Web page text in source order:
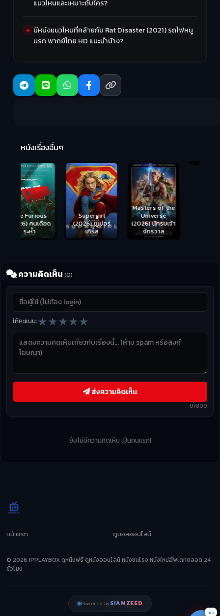
แนวไหนและเหมาะกับใคร?
มีหนังแนวไหนที่คล้ายกับ Rat Disaster (2021) รถไฟหนู
นรก พากย์ไทย HD แนะนำบ้าง?
หนังเรื่องอื่นๆ
Supergirl
(2026) ซูเปอร์
Masters of the
Universe
(2026) นักรบเจ้า
จักรวาล
Hungry (2026)
มันเด้งขึ้นมาแดก
ความคิดเห็น (0)
ให้คะแนน:★★★★★
0/800
ส่งความคิดเห็น
ยังไม่มีความคิดเห็น เป็นคนแรก!
หน้าแรก ดูบอลออนไลน์
© 2026 IPPLAYBOX ดูหนังฟรี ดูหนังออนไลน์ หนังชนโรง หนังใหม่อัพเดทตลอด 24
ชั่วโมง
Powered bySIAMZEED
AI